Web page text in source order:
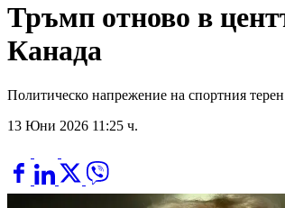
Тръмп отново в
Канада
Политическо напрежение на спортния терен
13 Юни 2026 11:25 ч.